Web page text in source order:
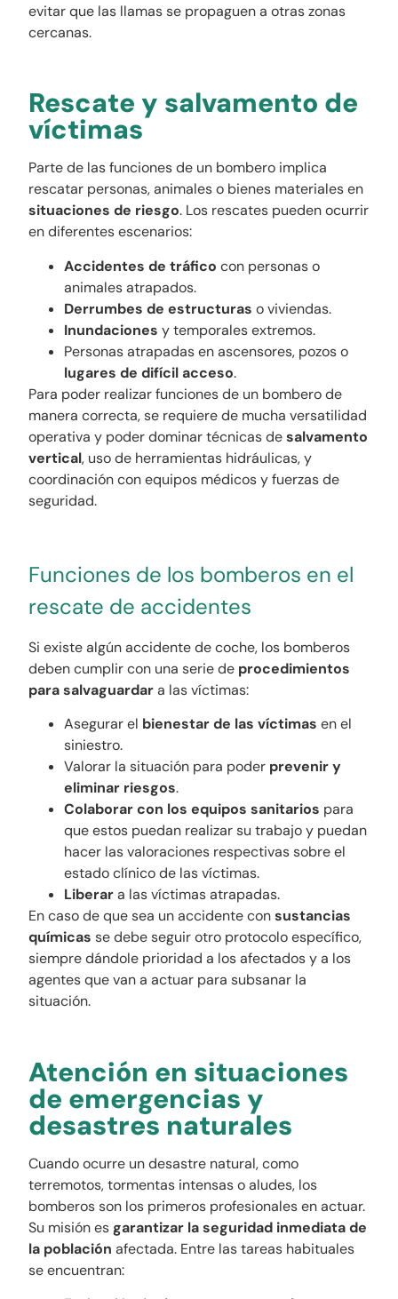
evitar que las llamas se propaguen a otras zonas
cercanas.
Rescate y salvamento de
víctimas
Parte de las funciones de un bombero implica
rescatar personas, animales o bienes materiales en
situaciones de riesgo. Los rescates pueden ocurrir
en diferentes escenarios:
Accidentes de tráfico con personas o
animales atrapados.
Derrumbes de estructuras o viviendas.
Inundacionesy temporales extremos.
Personas atrapadas en ascensores, pozos o
lugares de difícil acceso.
Para poder realizar funciones de un bombero de
manera correcta, se requiere de mucha versatilidad
operativa y poder dominar técnicas desalvamento
vertical, uso de herramientas hidráulicas, y
coordinación con equipos médicos y fuerzas de
seguridad.
Funciones de los bomberos en el
rescate de accidentes
Si existe algún accidente de coche, los bomberos
deben cumplir con una serie de procedimientos
para salvaguardara las víctimas:
Asegurar el bienestar de las víctimas en el
siniestro.
Valorar la situación para poder prevenir y
eliminar riesgos.
Colaborar con los equipos sanitarios para
que estos puedan realizar su trabajo y puedan
hacer las valoraciones respectivas sobre el
estado clínico de las víctimas.
Liberara las víctimas atrapadas.
En caso de que sea un accidente consustancias
químicas se debe seguir otro protocolo específico,
siempre dándole prioridad a los afectados y a los
agentes que van a actuar para subsanar la
situación.
Atención en situaciones
de emergencias y
desastres naturales
Cuando ocurre un desastre natural, como
terremotos, tormentas intensas o aludes, los
bomberos son los primeros profesionales en actuar.
Su misión esgarantizar la seguridad inmediata de
la población afectada. Entre las tareas habituales
se encuentran: